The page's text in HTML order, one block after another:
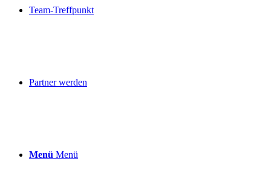
Team-Treffpunkt
Partner werden
Menü Menü